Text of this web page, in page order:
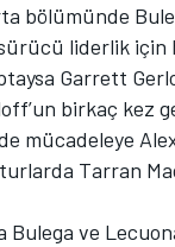
bölümünde
liderlik için
Garrett
birkaç kez
mücadeleye
Tarran
Bulega ve